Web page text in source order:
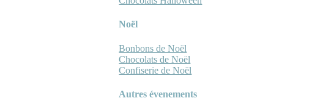
Noël
Bonbons de Noël
Chocolats de Noël
Confiserie de Noël
Autres évenements